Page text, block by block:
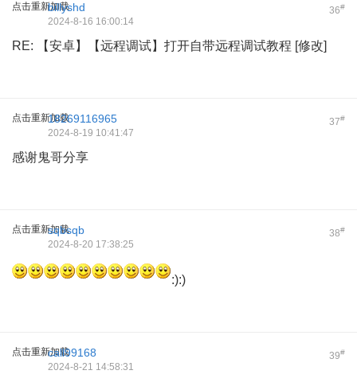
点击重新加载 36#
billyshd
2024-8-16 16:00:14
RE: 【安卓】【远程调试】打开自带远程调试教程 [修改]
点击重新加载 37#
18269116965
2024-8-19 10:41:47
感谢鬼哥分享
点击重新加载 38#
sqbsqb
2024-8-20 17:38:25
:):)
点击重新加载 39#
call99168
2024-8-21 14:58:31